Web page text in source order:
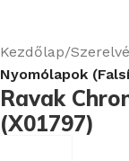
Kezdőlap
Nyomólapok
Ravak
(X01797)